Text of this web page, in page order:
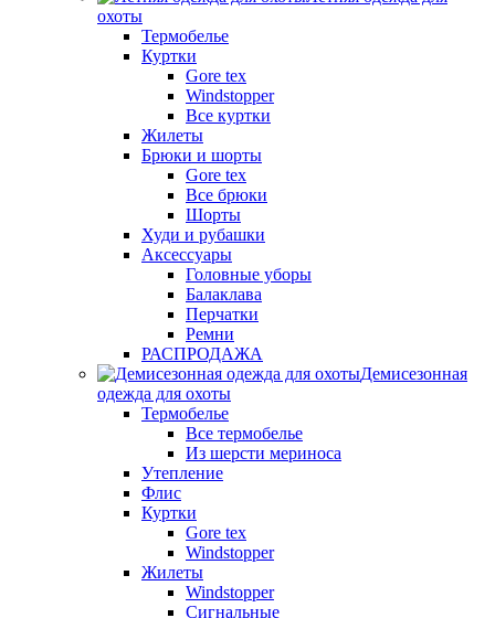
охоты
Термобелье
Куртки
Gore tex
Windstopper
Все куртки
Жилеты
Брюки и шорты
Gore tex
Все брюки
Шорты
Худи и рубашки
Аксессуары
Головные уборы
Балаклава
Перчатки
Ремни
РАСПРОДАЖА
Демисезонная
одежда для охоты
Термобелье
Все термобелье
Из шерсти мериноса
Утепление
Флис
Куртки
Gore tex
Windstopper
Жилеты
Windstopper
Сигнальные